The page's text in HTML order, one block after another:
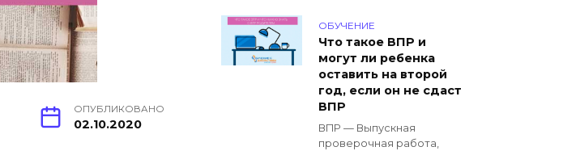
ОПУБЛИКОВАНО
02.10.2020
ОБУЧЕНИЕ
Что такое ВПР и
могут ли ребенка
оставить на второй
год, если он не сдаст
ВПР
ВПР — Выпускная
проверочная работа,